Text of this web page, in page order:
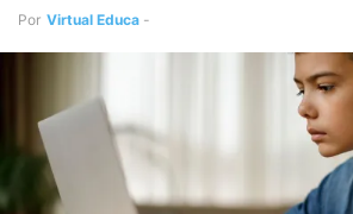
Por Virtual Educa -